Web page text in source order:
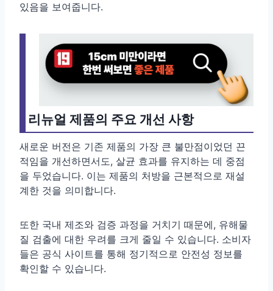
있음을 보여줍니다.
리뉴얼 제품의 주요 개선 사항
새로운 버전은 기존 제품의 가장 큰 불만점이었던 끈
적임을 개선하면서도, 살균 효과를 유지하는 데 중점
을 두었습니다. 이는 제품의 처방을 근본적으로 재설
계한 것을 의미합니다.
또한 국내 제조와 검증 과정을 거치기 때문에, 유해물
질 검출에 대한 우려를 크게 줄일 수 있습니다. 소비자
들은 공식 사이트를 통해 정기적으로 안전성 정보를
확인할 수 있습니다.